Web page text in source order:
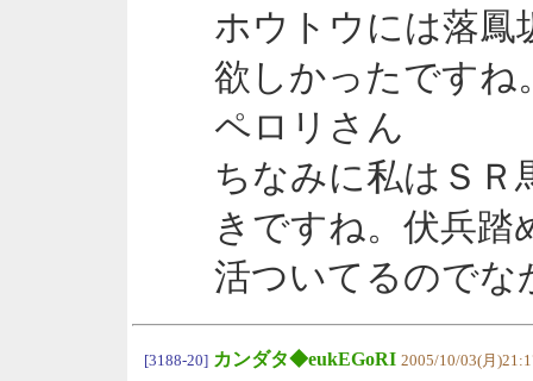
ホウトウには落鳳
欲しかったですね
ペロリさん
ちなみに私はＳＲ
きですね。伏兵踏
活ついてるのでな
[3188-20] カンダタ◆eukEGoRI 2005/10/03(月